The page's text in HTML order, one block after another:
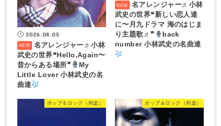
2026.08.05
名アレンジャー♬小林
武史の世界❝Hello,Again〜
昔からある場所❞
My
Little Lover 小林武史の名
曲達
名アレンジャー♬ 小林
武史の世界❝新しい恋人達
に〜月九ドラマ 海のはじま
り主題歌♬❞
back
number 小林武史の名曲達
ポップ＆ロック（邦楽） ポップ＆ロック（邦楽）